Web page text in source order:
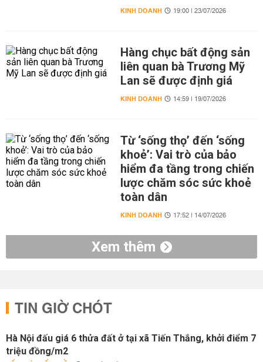
KINH DOANH 19:00 | 23/07/2026
Hàng chục bất động sản
liên quan bà Trương Mỹ
Lan sẽ được định giá
KINH DOANH 14:59 | 19/07/2026
Từ ‘sống thọ’ đến ‘sống
khoẻ’: Vai trò của bảo
hiểm đa tầng trong chiến
lược chăm sóc sức khoẻ
toàn dân
KINH DOANH 17:52 | 14/07/2026
Xem thêm
TIN GIỜ CHÓT
Hà Nội đấu giá 6 thửa đất ở tại xã Tiến Thắng, khởi điểm 7
triệu đồng/m2